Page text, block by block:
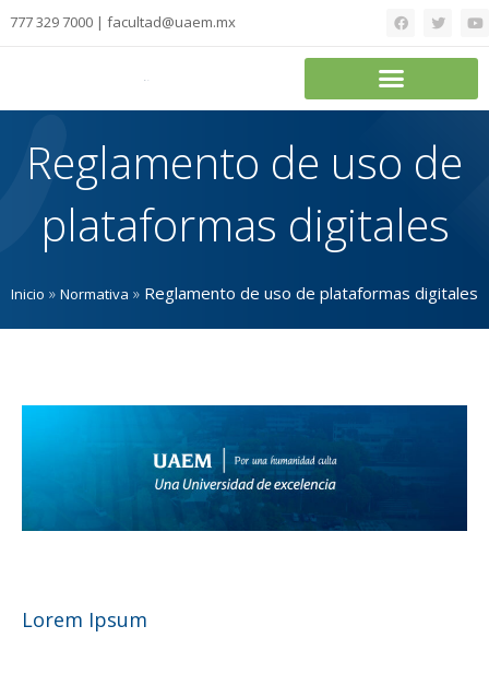
777 329 7000 | facultad@uaem.mx
Reglamento de uso de
plataformas digitales
Inicio » Normativa » Reglamento de uso de plataformas digitales
Lorem Ipsum